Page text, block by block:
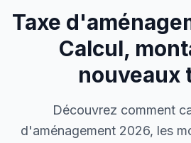
Taxe
Calcul,
nouveaux
Découvrez comment
d'aménagement 2026, les